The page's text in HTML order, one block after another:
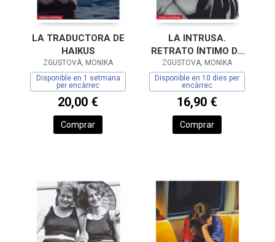
LA TRADUCTORA DE
HAIKUS
ZGUSTOVÁ, MONIKA
Disponible en 1 setmana
per encàrrec
20,00 €
Comprar
LA INTRUSA.
RETRATO ÍNTIMO DE
GALA DALÍ- RÚSTICA
ZGUSTOVA, MONIKA
Disponible en 10 dies per
encàrrec
16,90 €
Comprar